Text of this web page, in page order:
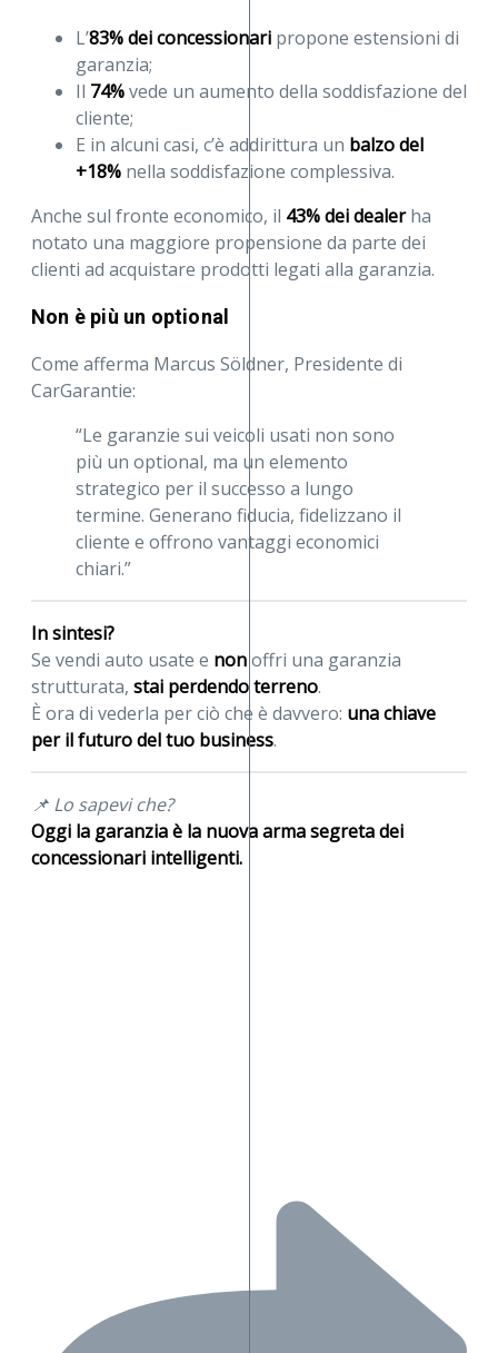
L’83% dei concessionari propone estensioni di
garanzia;
Il 74%vede un aumento della soddisfazione del
cliente;
E in alcuni casi, c’è addirittura un balzo del
+18% nella soddisfazione complessiva.
Anche sul fronte economico, il 43% dei dealerha
notato una maggiore propensione da parte dei
clienti ad acquistare prodotti legati alla garanzia.
Non è più un optional
Come afferma Marcus Söldner, Presidente di
CarGarantie:
“Le garanzie sui veicoli usati non sono
più un optional, ma un elemento
strategico per il successo a lungo
termine. Generano fiducia, fidelizzano il
cliente e offrono vantaggi economici
chiari.”
In sintesi?
Se vendi auto usate e nonoffri una garanzia
strutturata, stai perdendo terreno.
È ora di vederla per ciò che è davvero: una chiave
per il futuro del tuo business.
📌 Lo sapevi che?
Oggi la garanzia è la nuova arma segreta dei
concessionari intelligenti.